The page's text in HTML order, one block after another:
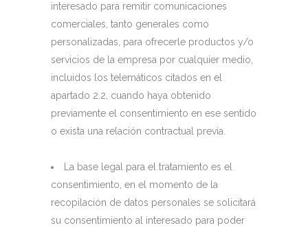
interesado para remitir comunicaciones
comerciales, tanto generales como
personalizadas, para ofrecerle productos y/o
servicios de la empresa por cualquier medio,
incluidos los telemáticos citados en el
apartado 2.2, cuando haya obtenido
previamente el consentimiento en ese sentido
o exista una relación contractual previa.
La base legal para el tratamiento es el
consentimiento, en el momento de la
recopilación de datos personales se solicitará
su consentimiento al interesado para poder